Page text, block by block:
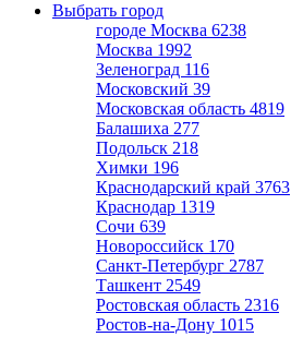
Выбрать город
городе Москва 6238
Москва 1992
Зеленоград 116
Московский 39
Московская область 4819
Балашиха 277
Подольск 218
Химки 196
Краснодарский край 3763
Краснодар 1319
Сочи 639
Новороссийск 170
Санкт-Петербург 2787
Ташкент 2549
Ростовская область 2316
Ростов-на-Дону 1015